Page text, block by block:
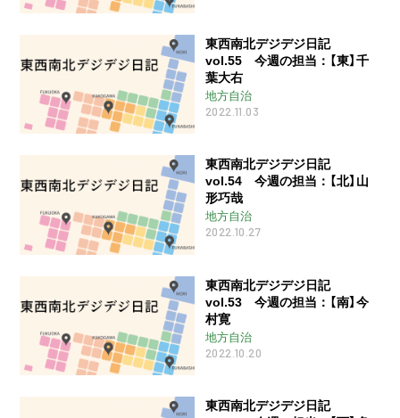
東西南北デジデジ日記
vol.55 今週の担当：【東】千
葉大右
地方自治
2022.11.03
東西南北デジデジ日記
vol.54 今週の担当：【北】山
形巧哉
地方自治
2022.10.27
東西南北デジデジ日記
vol.53 今週の担当：【南】今
村寛
地方自治
2022.10.20
東西南北デジデジ日記